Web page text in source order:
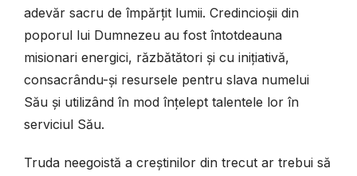
adevăr sacru de împărțit lumii. Credincioșii din
poporul lui Dumnezeu au fost întotdeauna
misionari energici, răzbătători și cu inițiativă,
consacrându-și resursele pentru slava numelui
Său și utilizând în mod înțelept talentele lor în
serviciul Său.
Truda neegoistă a creștinilor din trecut ar trebui să